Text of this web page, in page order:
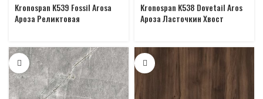
Kronospan K539 Fossil Arosa
Ароза Реликтовая
Kronospan K538 Dovetail Aros
Ароза Ласточкин Хвост